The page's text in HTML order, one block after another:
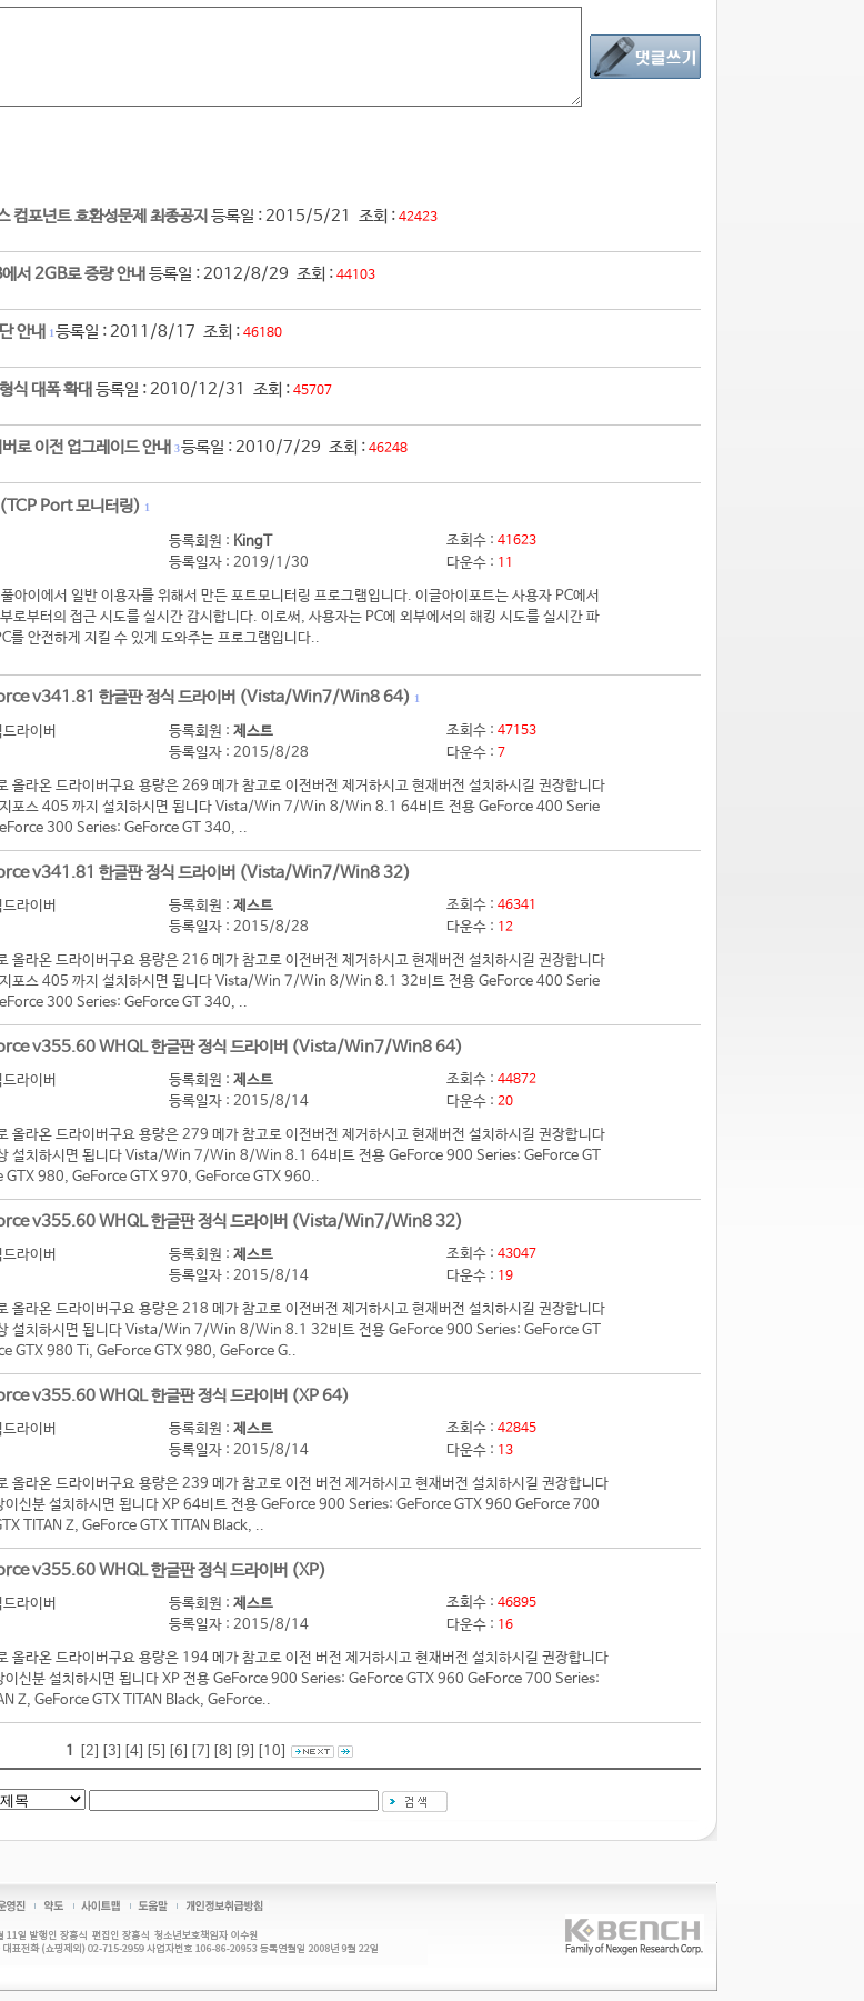
컴포넌트 호환성문제 최종공지 등록일 : 2015/5/21 조회 : 42423
서 2GB로 증량 안내 등록일 : 2012/8/29 조회 : 44103
안내 1등록일 : 2011/8/17 조회 : 46180
식 대폭 확대 등록일 : 2010/12/31 조회 : 45707
로 이전 업그레이드 안내 3등록일 : 2010/7/29 조회 : 46248
Port 모니터링) 1
등록회원 : KingT
등록일자 : 2019/1/30
조회수 : 41623
다운수 : 11
아이에서 일반 이용자를 위해서 만든 포트모니터링 프로그램입니다. 이글아이포트는 사용자 PC에서
로부터의 접근 시도를 실시간 감시합니다. 이로써, 사용자는 PC에 외부에서의 해킹 시도를 실시간 파
를 안전하게 지킬 수 있게 도와주는 프로그램입니다..
v341.81 한글판 정식 드라이버 (Vista/Win7/Win8 64) 1
라이버
등록회원 : 제스트
등록일자 : 2015/8/28
조회수 : 47153
다운수 : 7
라온 드라이버구요 용량은 269 메가 참고로 이전버전 제거하시고 현재버전 설치하시길 권장합니다
포스 405 까지 설치하시면 됩니다 Vista/Win 7/Win 8/Win 8.1 64비트 전용 GeForce 400 Serie
300 Series: GeForce GT 340, ..
v341.81 한글판 정식 드라이버 (Vista/Win7/Win8 32)
라이버
등록회원 : 제스트
등록일자 : 2015/8/28
조회수 : 46341
다운수 : 12
라온 드라이버구요 용량은 216 메가 참고로 이전버전 제거하시고 현재버전 설치하시길 권장합니다
포스 405 까지 설치하시면 됩니다 Vista/Win 7/Win 8/Win 8.1 32비트 전용 GeForce 400 Serie
300 Series: GeForce GT 340, ..
v355.60 WHQL 한글판 정식 드라이버 (Vista/Win7/Win8 64)
라이버
등록회원 : 제스트
등록일자 : 2015/8/14
조회수 : 44872
다운수 : 20
라온 드라이버구요 용량은 279 메가 참고로 이전버전 제거하시고 현재버전 설치하시길 권장합니다
설치하시면 됩니다 Vista/Win 7/Win 8/Win 8.1 64비트 전용 GeForce 900 Series: GeForce GT
GTX 980, GeForce GTX 970, GeForce GTX 960..
v355.60 WHQL 한글판 정식 드라이버 (Vista/Win7/Win8 32)
라이버
등록회원 : 제스트
등록일자 : 2015/8/14
조회수 : 43047
다운수 : 19
라온 드라이버구요 용량은 218 메가 참고로 이전버전 제거하시고 현재버전 설치하시길 권장합니다
설치하시면 됩니다 Vista/Win 7/Win 8/Win 8.1 32비트 전용 GeForce 900 Series: GeForce GT
GTX 980 Ti, GeForce GTX 980, GeForce G..
v355.60 WHQL 한글판 정식 드라이버 (XP 64)
라이버
등록회원 : 제스트
등록일자 : 2015/8/14
조회수 : 42845
다운수 : 13
라온 드라이버구요 용량은 239 메가 참고로 이전 버전 제거하시고 현재버전 설치하시길 권장합니다
이신분 설치하시면 됩니다 XP 64비트 전용 GeForce 900 Series: GeForce GTX 960 GeForce 700
TITAN Z, GeForce GTX TITAN Black, ..
v355.60 WHQL 한글판 정식 드라이버 (XP)
라이버
등록회원 : 제스트
등록일자 : 2015/8/14
조회수 : 46895
다운수 : 16
라온 드라이버구요 용량은 194 메가 참고로 이전 버전 제거하시고 현재버전 설치하시길 권장합니다
이신분 설치하시면 됩니다 XP 전용 GeForce 900 Series: GeForce GTX 960 GeForce 700 Series:
Z, GeForce GTX TITAN Black, GeForce..
1 [2] [3] [4] [5] [6] [7] [8] [9] [10]